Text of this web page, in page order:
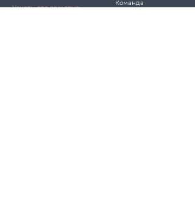
Узнать, где ваш груз:
Команда